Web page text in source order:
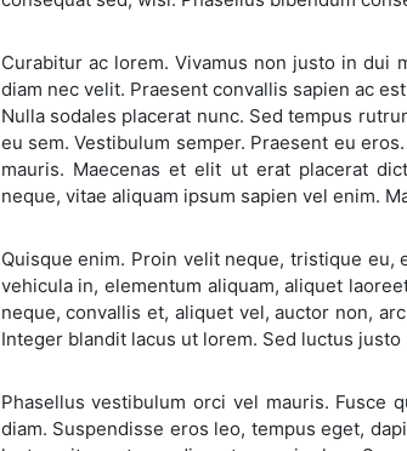
Curabitur ac lorem. Vivamus non justo in dui
diam nec velit. Praesent convallis sapien ac
Nulla sodales placerat nunc. Sed tempus
eu sem. Vestibulum semper. Praesent eu
mauris. Maecenas et elit ut erat placerat
neque, vitae aliquam ipsum sapien vel enim.
Quisque enim. Proin velit neque, tristique eu,
vehicula in, elementum aliquam, aliquet
neque, convallis et, aliquet vel, auctor non,
Integer blandit lacus ut lorem. Sed luctus justo
Phasellus vestibulum orci vel mauris. Fusce
diam. Suspendisse eros leo, tempus eget,